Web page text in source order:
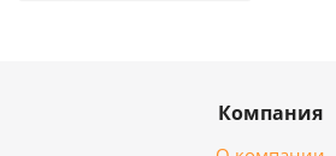
Компания